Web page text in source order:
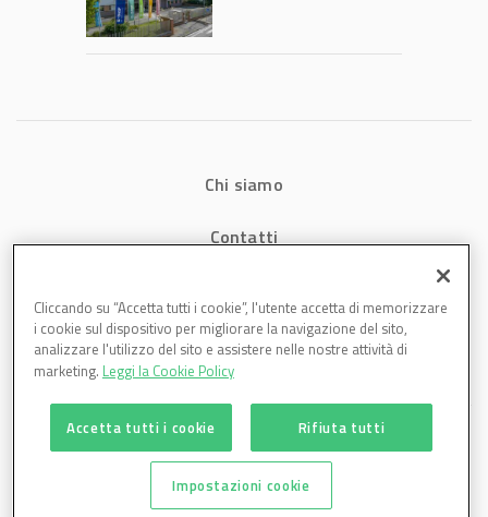
Chi siamo
Contatti
Cookies
Cliccando su “Accetta tutti i cookie”, l'utente accetta di memorizzare
i cookie sul dispositivo per migliorare la navigazione del sito,
analizzare l'utilizzo del sito e assistere nelle nostre attività di
marketing. Leggi la Cookie Policy
Accetta tutti i cookie Rifiuta tutti
Impostazioni cookie